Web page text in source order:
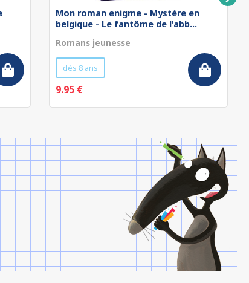
Mon roman enigme - Mystère en
belgique - Le fantôme de l'abb...
Romans jeunesse
dès 8 ans
9.95 €